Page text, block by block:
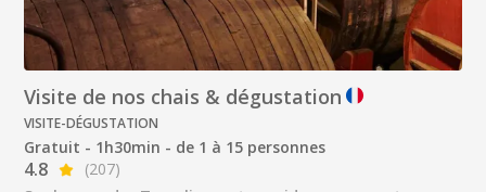
Visite de nos chais & dégustation
VISITE-DÉGUSTATION
Gratuit - 1h30min - de 1 à 15 personnes
4.8
(207)